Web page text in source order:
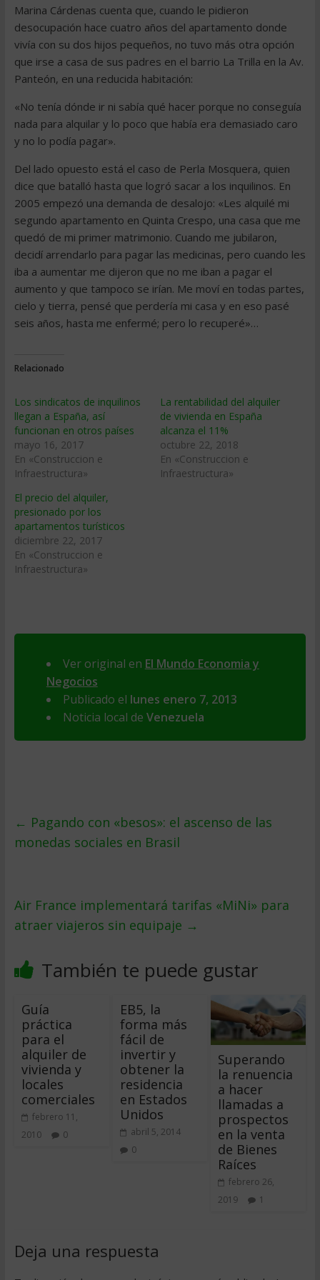
Marina Cárdenas cuenta que, cuando le pidieron
desocupación hace cuatro años del apartamento donde
vivía con su dos hijos pequeños, no tuvo más otra opción
que irse a casa de sus padres en el barrio La Trilla en la Av.
Panteón, en una reducida habitación:
«No tenía dónde ir ni sabía qué hacer porque no conseguía
nada para alquilar y lo poco que había era demasiado caro
y no lo podía pagar».
Del lado opuesto está el caso de Perla Mosquera, quien
dice que batalló hasta que logró sacar a los inquilinos. En
2005 empezó una demanda de desalojo: «Les alquilé mi
segundo apartamento en Quinta Crespo, una casa que me
quedó de mi primer matrimonio. Cuando me jubilaron,
decidí arrendarlo para pagar las medicinas, pero cuando les
iba a aumentar me dijeron que no me iban a pagar el
aumento y que tampoco se irían. Me moví en todas partes,
cielo y tierra, pensé que perdería mi casa y en eso pasé
seis años, hasta me enfermé; pero lo recuperé»…
Relacionado
Los sindicatos de inquilinos
llegan a España, así
funcionan en otros países
mayo 16, 2017
En «Construccion e
Infraestructura»
La rentabilidad del alquiler
de vivienda en España
alcanza el 11%
octubre 22, 2018
En «Construccion e
Infraestructura»
El precio del alquiler,
presionado por los
apartamentos turísticos
diciembre 22, 2017
En «Construccion e
Infraestructura»
Ver original en El Mundo Economia y
Negocios
Publicado el lunes enero 7, 2013
Noticia local de Venezuela
← Pagando con «besos»: el ascenso de las
monedas sociales en Brasil
Air France implementará tarifas «MiNi» para
atraer viajeros sin equipaje →
También te puede gustar
Guía
práctica
para el
alquiler de
vivienda y
locales
comerciales
febrero 11,
2010
0
EB5, la
forma más
fácil de
invertir y
obtener la
residencia
en Estados
Unidos
abril 5, 2014
0
Superando
la renuencia
a hacer
llamadas a
prospectos
en la venta
de Bienes
Raíces
febrero 26,
2019
1
Deja una respuesta